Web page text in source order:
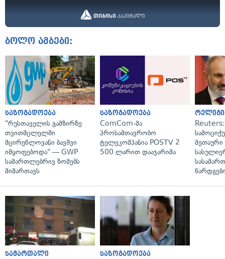
ბოლო ამბები:
საზოგადოება
"რუსთაველის გამზირზე
თვითმცლელში
მცირეწლოვანი ბავშვი
იმყოფებოდა" — GWP
სამართლებრივ ზომებს
მიმართავს
საზოგადოება
ComCom-მა
პროსამთავრობო
ტელეკომპანია POSTV 2
500 ლარით დააჯარიმა
მეთაური
სამართალი საზოგადოება